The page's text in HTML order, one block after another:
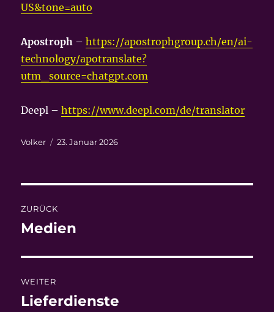
US&tone=auto
Apostroph –https://apostrophgroup.ch/en/ai-
technology/apotranslate?
utm_source=chatgpt.com
Deepl –https://www.deepl.com/de/translator
Autor
Volker
Veröffentlicht
23. Januar 2026
ZURÜCK
Vorheriger
Medien
WEITER
Nächster
Lieferdienste